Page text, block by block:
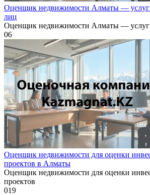
Оценщик недвижимости Алматы —
лиц
Оценщик недвижимости Алматы —
06
Оценщик недвижимости для оценки
проектов в Алматы
Оценщик недвижимости для оценки
проектов
019